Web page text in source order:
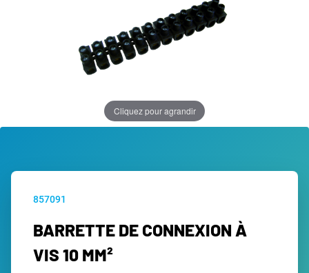
Cliquez pour agrandir
857091
BARRETTE DE CONNEXION À
VIS 10 MM²